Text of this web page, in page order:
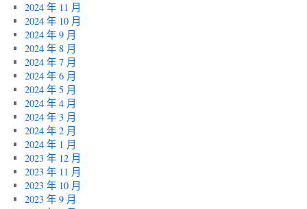
2024 年 11 月
2024 年 10 月
2024 年 9 月
2024 年 8 月
2024 年 7 月
2024 年 6 月
2024 年 5 月
2024 年 4 月
2024 年 3 月
2024 年 2 月
2024 年 1 月
2023 年 12 月
2023 年 11 月
2023 年 10 月
2023 年 9 月